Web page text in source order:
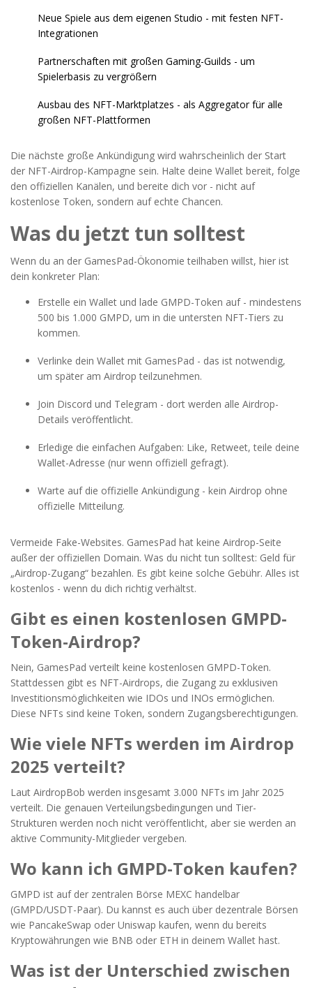
Neue Spiele aus dem eigenen Studio - mit festen NFT-
Integrationen
Partnerschaften mit großen Gaming-Guilds - um
Spielerbasis zu vergrößern
Ausbau des NFT-Marktplatzes - als Aggregator für alle
großen NFT-Plattformen
Die nächste große Ankündigung wird wahrscheinlich der Start
der NFT-Airdrop-Kampagne sein. Halte deine Wallet bereit, folge
den offiziellen Kanälen, und bereite dich vor - nicht auf
kostenlose Token, sondern auf echte Chancen.
Was du jetzt tun solltest
Wenn du an der GamesPad-Ökonomie teilhaben willst, hier ist
dein konkreter Plan:
Erstelle ein Wallet und lade GMPD-Token auf - mindestens
500 bis 1.000 GMPD, um in die untersten NFT-Tiers zu
kommen.
Verlinke dein Wallet mit GamesPad - das ist notwendig,
um später am Airdrop teilzunehmen.
Join Discord und Telegram - dort werden alle Airdrop-
Details veröffentlicht.
Erledige die einfachen Aufgaben: Like, Retweet, teile deine
Wallet-Adresse (nur wenn offiziell gefragt).
Warte auf die offizielle Ankündigung - kein Airdrop ohne
offizielle Mitteilung.
Vermeide Fake-Websites. GamesPad hat keine Airdrop-Seite
außer der offiziellen Domain. Was du nicht tun solltest: Geld für
„Airdrop-Zugang“ bezahlen. Es gibt keine solche Gebühr. Alles ist
kostenlos - wenn du dich richtig verhältst.
Gibt es einen kostenlosen GMPD-
Token-Airdrop?
Nein, GamesPad verteilt keine kostenlosen GMPD-Token.
Stattdessen gibt es NFT-Airdrops, die Zugang zu exklusiven
Investitionsmöglichkeiten wie IDOs und INOs ermöglichen.
Diese NFTs sind keine Token, sondern Zugangsberechtigungen.
Wie viele NFTs werden im Airdrop
2025 verteilt?
Laut AirdropBob werden insgesamt 3.000 NFTs im Jahr 2025
verteilt. Die genauen Verteilungsbedingungen und Tier-
Strukturen werden noch nicht veröffentlicht, aber sie werden an
aktive Community-Mitglieder vergeben.
Wo kann ich GMPD-Token kaufen?
GMPD ist auf der zentralen Börse MEXC handelbar
(GMPD/USDT-Paar). Du kannst es auch über dezentrale Börsen
wie PancakeSwap oder Uniswap kaufen, wenn du bereits
Kryptowährungen wie BNB oder ETH in deinem Wallet hast.
Was ist der Unterschied zwischen